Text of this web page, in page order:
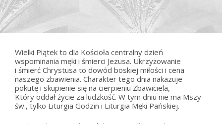
Wielki Piątek to dla Kościoła centralny dzień
wspominania męki i śmierci Jezusa. Ukrzyżowanie
i śmierć Chrystusa to dowód boskiej miłości i cena
naszego zbawienia. Charakter tego dnia nakazuje
pokutę i skupienie się na cierpieniu Zbawiciela,
Który oddał życie za ludzkość. W tym dniu nie ma Mszy
św., tylko Liturgia Godzin i Liturgia Męki Pańskiej.